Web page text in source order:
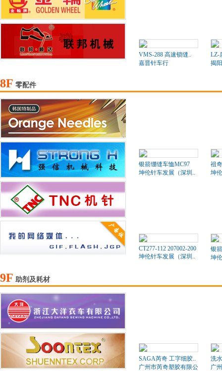
VMS-288 高速锁缝..
嘉晋针车行
LZ-
揭
8F 零配件
银箭绷缝车恤MC97
坤伦针车发展（深圳..
祖
坤
CT277-112 207002-200
坤伦针车发展（深圳..
银
坤
9F 助剂及耗材
SAGA芮奇 工字细胶..
广州市芮奇塑胶有限公司
洗
广